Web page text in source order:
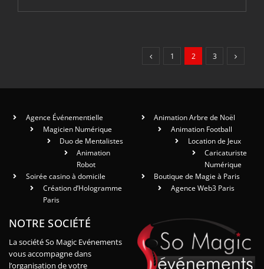
1 2 3
Agence Événementielle
Magicien Numérique
Duo de Mentalistes
Animation
Robot
Soirée casino à domicile
Création d’Hologramme
Paris
Animation Arbre de Noël
Animation Football
Location de Jeux
Caricaturiste
Numérique
Boutique de Magie à Paris
Agence Web3 Paris
NOTRE SOCIÉTÉ
La société So Magic Evénements
vous accompagne dans
l’organisation de votre